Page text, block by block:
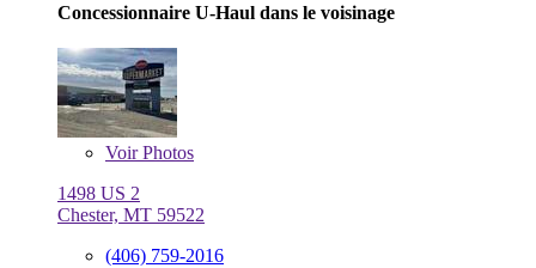
Concessionnaire U-Haul dans le voisinage
VoirPhotos
1498 US 2
Chester, MT 59522
(406) 759-2016